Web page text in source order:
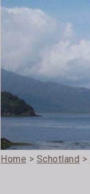
Home > Schotland >